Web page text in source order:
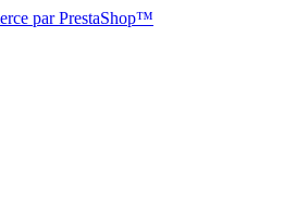
par PrestaShop™